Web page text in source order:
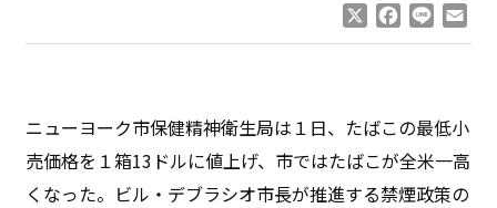
Facebook
Line
ニューヨーク市保健精神衛生局は１日、たばこの最低小
売価格を１箱13ドルに値上げ、市ではたばこが全米一高
くなった。ビル・デブラシオ市長が推進する禁煙政策の